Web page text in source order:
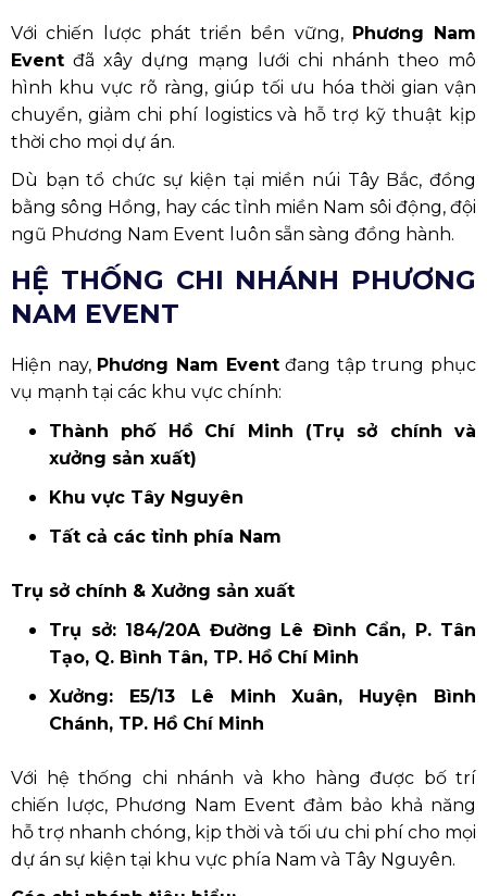
Với chiến lược phát triển bền vững, Phương Nam
Event đã xây dựng mạng lưới chi nhánh theo mô
hình khu vực rõ ràng, giúp tối ưu hóa thời gian vận
chuyển, giảm chi phí logistics và hỗ trợ kỹ thuật kịp
thời cho mọi dự án.
Dù bạn tổ chức sự kiện tại miền núi Tây Bắc, đồng
bằng sông Hồng, hay các tỉnh miền Nam sôi động, đội
ngũ Phương Nam Event luôn sẵn sàng đồng hành.
HỆ THỐNG CHI NHÁNH PHƯƠNG
NAM EVENT
Hiện nay, Phương Nam Eventđang tập trung phục
vụ mạnh tại các khu vực chính:
Thành phố Hồ Chí Minh (Trụ sở chính và
xưởng sản xuất)
Khu vực Tây Nguyên
Tất cả các tỉnh phía Nam
Trụ sở chính & Xưởng sản xuất
Trụ sở: 184/20A Đường Lê Đình Cẩn, P. Tân
Tạo, Q. Bình Tân, TP. Hồ Chí Minh
Xưởng: E5/13 Lê Minh Xuân, Huyện Bình
Chánh, TP. Hồ Chí Minh
Với hệ thống chi nhánh và kho hàng được bố trí
chiến lược, Phương Nam Event đảm bảo khả năng
hỗ trợ nhanh chóng, kịp thời và tối ưu chi phí cho mọi
dự án sự kiện tại khu vực phía Nam và Tây Nguyên.